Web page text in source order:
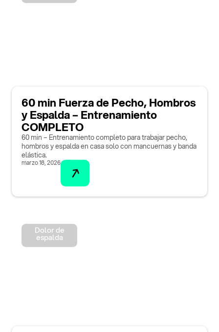
60 min Fuerza de Pecho, Hombros
y Espalda – Entrenamiento
COMPLETO
60 min – Entrenamiento completo para trabajar pecho,
hombros y espalda en casa solo con mancuernas y banda
elástica.
marzo 18, 2026
Dolor de
espalda